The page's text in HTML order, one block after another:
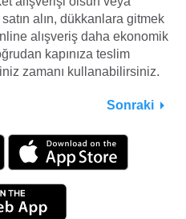
alın, dükkanlara gitmek
alışveriş daha ekonomik
kapınıza teslim
zamanı kullanabilirsiniz.
Sonraki